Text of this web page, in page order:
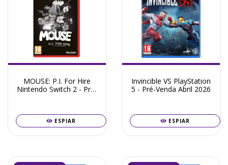
MOUSE: P.I. For Hire
Nintendo Switch 2 - Pré-
ESPIAR
Invincible VS PlayStation
5 - Pré-Venda Abril 2026
ESPIAR